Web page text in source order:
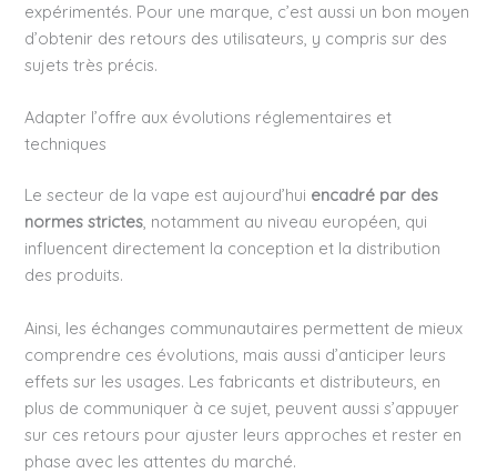
expérimentés. Pour une marque, c’est aussi un bon moyen
d’obtenir des retours des utilisateurs, y compris sur des
sujets très précis.
Adapter l’offre aux évolutions réglementaires et
techniques
Le secteur de la vape est aujourd’hui encadré par des
normes strictes, notamment au niveau européen, qui
influencent directement la conception et la distribution
des produits.
Ainsi, les échanges communautaires permettent de mieux
comprendre ces évolutions, mais aussi d’anticiper leurs
effets sur les usages. Les fabricants et distributeurs, en
plus de communiquer à ce sujet, peuvent aussi s’appuyer
sur ces retours pour ajuster leurs approches et rester en
phase avec les attentes du marché.